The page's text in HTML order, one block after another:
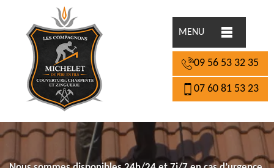
MENU
09 56 53 32 35
07 60 81 53 23